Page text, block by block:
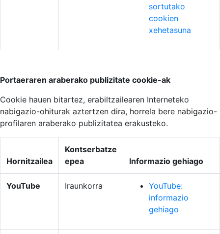
sortutako
cookien
xehetasuna
Portaeraren araberako publizitate cookie-ak
Cookie hauen bitartez, erabiltzailearen Interneteko
nabigazio-ohiturak aztertzen dira, horrela bere nabigazio-
profilaren araberako publizitatea erakusteko.
Hornitzailea
Kontserbatze
epea
Informazio gehiago
YouTube Iraunkorra
YouTube:
informazio
gehiago